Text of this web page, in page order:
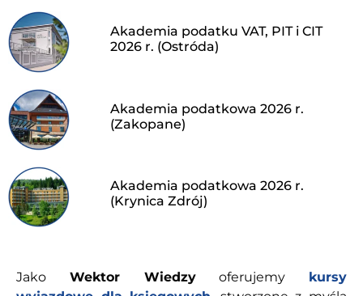
Akademia podatku VAT, PIT i CIT
2026 r. (Ostróda)
Akademia podatkowa 2026 r.
(Zakopane)
Akademia podatkowa 2026 r.
(Krynica Zdrój)
Jako Wektor Wiedzyoferujemy kursy